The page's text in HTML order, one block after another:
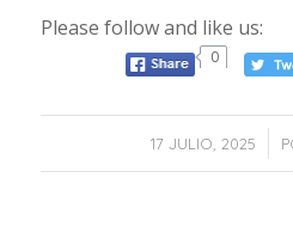
Please follow and like us:
0
17 JULIO, 2025